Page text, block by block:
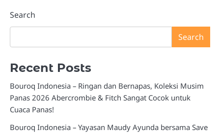
Search
Search
Recent Posts
Bouroq Indonesia – Ringan dan Bernapas, Koleksi Musim
Panas 2026 Abercrombie & Fitch Sangat Cocok untuk
Cuaca Panas!
Bouroq Indonesia – Yayasan Maudy Ayunda bersama Save